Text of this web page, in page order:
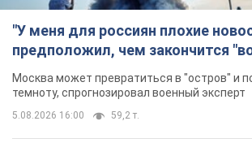
"У меня для россиян плохие
предположил, чем закончится
Москва может превратиться в "остров" и
темноту, спрогнозировал военный эксперт
5.08.2026 16:00 59,2 т.